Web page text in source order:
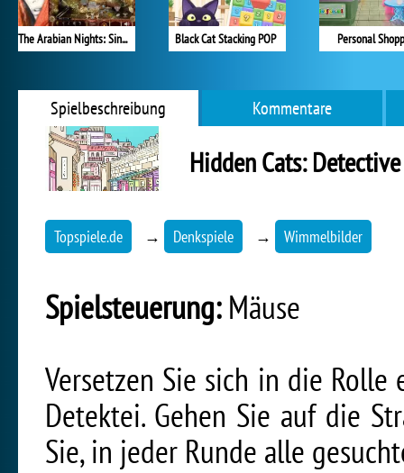
The Arabian Nights: Sindibad the Voyager Black Cat Stacking POP Personal
Spielbeschreibung Kommentare
Hidden Cats:
Topspiele.de → Denkspiele → Wimmelbilder
Spielsteuerung:Mäuse
Versetzen Sie sich in die Rolle
Detektei. Gehen Sie auf die
Sie, in jeder Runde alle